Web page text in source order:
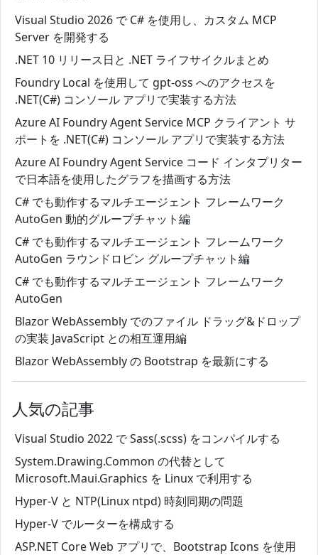
Visual Studio 2026 で C# を使用し、カスタム MCP
Server を開発する
.NET 10 リリース日と .NET ライフサイクルまとめ
Foundry Local を使用して gpt-oss へのアクセスを
.NET(C#) コンソール アプリで実装する方法
Azure AI Foundry Agent Service MCP クライアント サ
ポートを .NET(C#) コンソール アプリで実装する方法
Azure AI Foundry Agent Service コード インタプリター
で日本語を使用したグラフを描画する方法
C# でも動作するマルチエージェント フレームワーク
AutoGen 動的グループチャット編
C# でも動作するマルチエージェント フレームワーク
AutoGen ラウンドロビン グループチャット編
C# でも動作するマルチエージェント フレームワーク
AutoGen
Blazor WebAssembly でのファイル ドラッグ&ドロップ
の実装 JavaScript との相互運用編
Blazor WebAssembly の Bootstrap を最新にする
人気の記事
Visual Studio 2022 で Sass(.scss) をコンパイルする
System.Drawing.Common の代替として
Microsoft.Maui.Graphics を Linux で利用する
Hyper-V と NTP(Linux ntpd) 時刻同期の問題
Hyper-V でルーターを構成する
ASP.NET Core Web アプリで、Bootstrap Icons を使用